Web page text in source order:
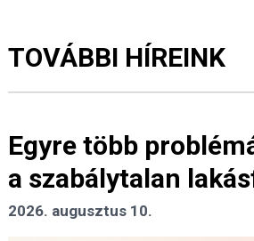
TOVÁBBI HÍREINK
Egyre több
a szabálytalan
2026. augusztus 10.